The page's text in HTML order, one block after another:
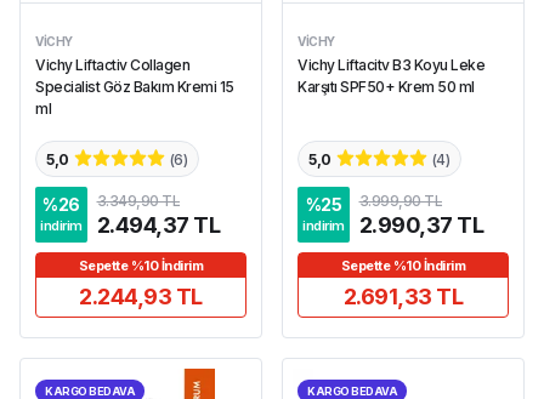
VICHY
Vichy Liftactiv Collagen
Specialist Göz Bakım Kremi 15
ml
5,0 (6)
%26
indirim
3.349,90 TL
2.494,37 TL
Sepette %10 İndirim
2.244,93 TL
VICHY
Vichy Liftacitv B3 Koyu Leke
Karşıtı SPF50+ Krem 50 ml
5,0 (4)
%25
indirim
3.999,90 TL
2.990,37 TL
Sepette %10 İndirim
2.691,33 TL
KARGO BEDAVA KARGO BEDAVA